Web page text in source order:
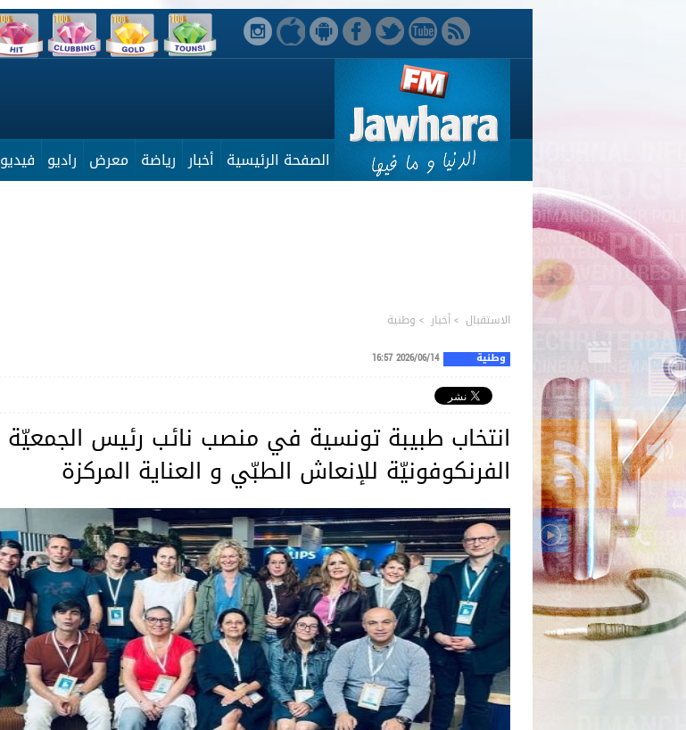
الصفحة الرئيسية أخبار رياضة معرض راديو فيديو
الاستقبال >أخبار > وطنية
وطنية 2026/06/14 16:57
انتخاب طبيبة تونسية في منصب نائب رئيس الجمعيّة
الفرنكوفونيّة للإنعاش الطبّي و العناية المركزة